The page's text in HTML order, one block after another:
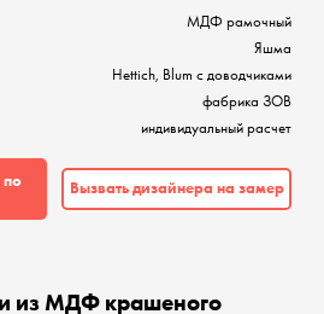
МДФ рамочный
Яшма
Hettich, Blum с доводчиками
фабрика ЗОВ
индивидуальный расчет
по
Вызвать дизайнера на замер
из МДФ крашеного